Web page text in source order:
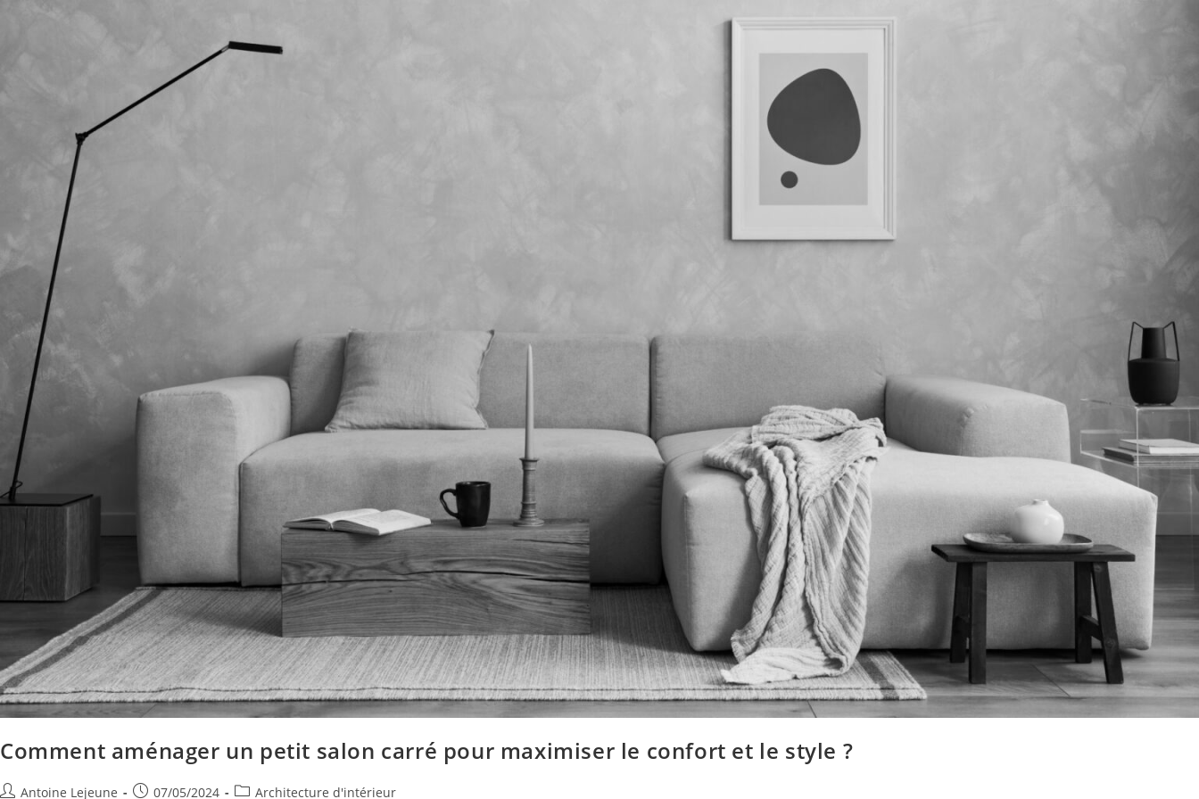
Comment aménager un petit salon carré pour maximiser le confort et le style ?
Antoine Lejeune 07/05/2024 Architecture d'intérieur